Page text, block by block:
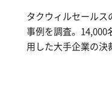
タクウィルセールス
事例を調査。14,000
用した大手企業の決